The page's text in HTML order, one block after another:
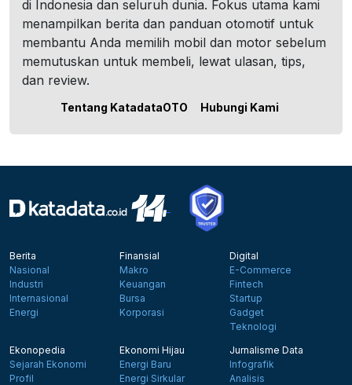
di Indonesia dan seluruh dunia. Fokus utama kami
menampilkan berita dan panduan otomotif untuk
membantu Anda memilih mobil dan motor sebelum
memutuskan untuk membeli, lewat ulasan, tips,
dan review.
Tentang KatadataOTO Hubungi Kami
Berita
Nasional
Industri
Internasional
Energi
Finansial
Makro
Keuangan
Bursa
Korporasi
Digital
E-Commerce
Fintech
Startup
Gadget
Teknologi
Ekonopedia
Sejarah Ekonomi
Profil
Ekonomi Hijau
Energi Baru
Energi Sirkular
Jurnalisme Data
Infografik
Analisis